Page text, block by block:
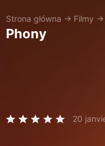
Strona główna → Filmy →
Phony
20